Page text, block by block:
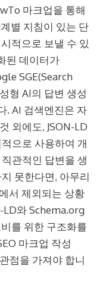
마크업을 통해
별 지침이 있는 단
적으로 보낼 수 있
된 데이터가
SGE(Search
형 AI의 답변 생성
. AI 검색엔진은 자
외에도, JSON-LD
으로 사용하여 개
관적인 답변을 생
못한다면, 아무리
서 제외되는 상황
LD와 Schema.org
를 위한 구조화를
마크업 작성
점을 가져야 합니